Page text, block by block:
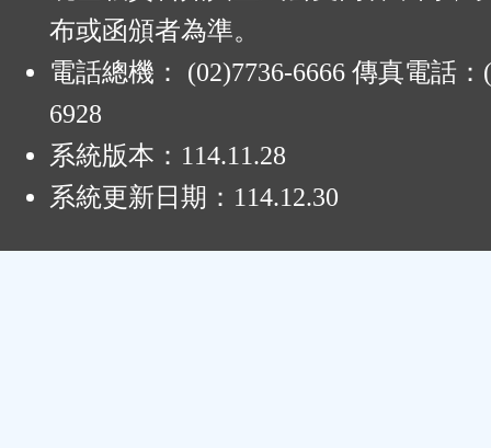
布或函頒者為準。
電話總機： (02)7736-6666 傳真電話：
6928
系統版本： 114.11.28
系統更新日期： 114.12.30